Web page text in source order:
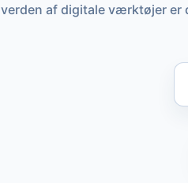
verden af digitale værktøjer